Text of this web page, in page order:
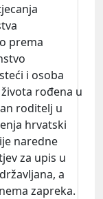
prema
i osoba
rođena u
roditelj u
hrvatski
naredne
za upis u
a
zapreka.